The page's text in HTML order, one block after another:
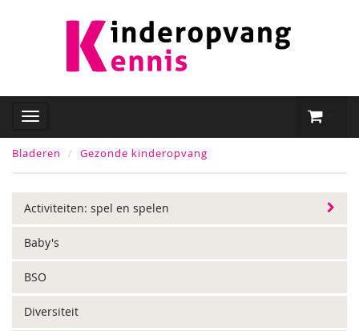
Bladeren Gezonde kinderopvang
Activiteiten: spel en spelen
Baby's
BSO
Diversiteit